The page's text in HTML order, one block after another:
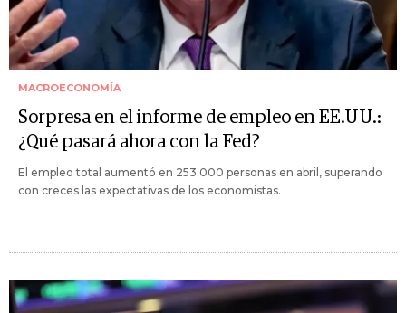
MACROECONOMÍA
Sorpresa en el informe de empleo en EE.UU.:
¿Qué pasará ahora con la Fed?
El empleo total aumentó en 253.000 personas en abril, superando
con creces las expectativas de los economistas.